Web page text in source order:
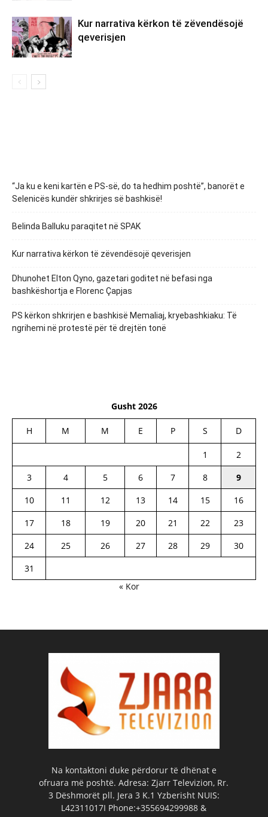
Kur narrativa kërkon të zëvendësojë
qeverisjen
“Ja ku e keni kartën e PS-së, do ta hedhim poshtë”, banorët e
Selenicës kundër shkrirjes së bashkisë!
Belinda Balluku paraqitet në SPAK
Kur narrativa kërkon të zëvendësojë qeverisjen
Dhunohet Elton Qyno, gazetari goditet në befasi nga
bashkëshortja e Florenc Çapjas
PS kërkon shkrirjen e bashkisë Memaliaj, kryebashkiaku: Të
ngrihemi në protestë për të drejtën tonë
Gusht 2026
H M M E P S D
1
2
3
4 5 6 7 8
9
10
11 12 13 14 15
16
17
18 19 20 21 22
23
24
25 26 27 28 29
30
31
« Kor
Na kontaktoni duke përdorur të dhënat e
ofruara më poshtë. Adresa: Zjarr Televizion, Rr.
3 Dëshmorët pll. Jera 3 K.1 Yzberisht NUIS:
L42311017I Phone:+355694299988 &